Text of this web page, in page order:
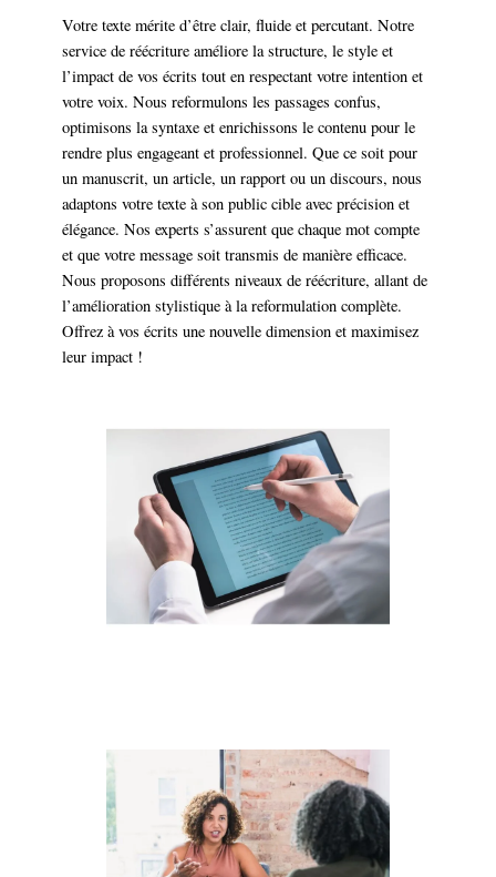
Votre texte mérite d’être clair, fluide et percutant. Notre
service de réécriture améliore la structure, le style et
l’impact de vos écrits tout en respectant votre intention et
votre voix. Nous reformulons les passages confus,
optimisons la syntaxe et enrichissons le contenu pour le
rendre plus engageant et professionnel. Que ce soit pour
un manuscrit, un article, un rapport ou un discours, nous
adaptons votre texte à son public cible avec précision et
élégance. Nos experts s’assurent que chaque mot compte
et que votre message soit transmis de manière efficace.
Nous proposons différents niveaux de réécriture, allant de
l’amélioration stylistique à la reformulation complète.
Offrez à vos écrits une nouvelle dimension et maximisez
leur impact !